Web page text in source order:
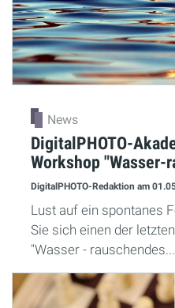
News
DigitalPHOTO-
Workshop "Wasser-
DigitalPHOTO-Redaktion am
Lust auf ein spontanes
Sie sich einen der
"Wasser - rauschendes...